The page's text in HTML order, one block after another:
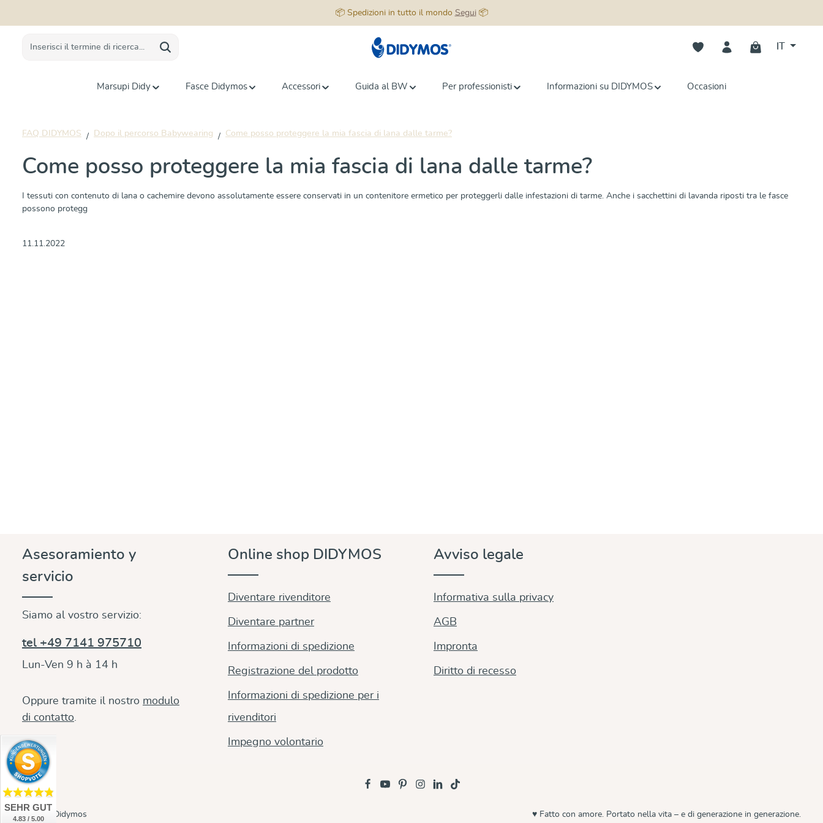
📦 Spedizioni in tutto il mondo Segui📦
Hai 0 articoli nella lista dei
Marsupi Didy Fasce Didymos Accessori Guida al BW Per professionisti Informazioni su DIDYMOS Occasioni
FAQ DIDYMOS Dopo il percorso Babywearing Come posso proteggere la mia fascia di lana dalle tarme?
Come posso proteggere la mia fascia di lana dalle tarme?
I tessuti con contenuto di lana o cachemire devono assolutamente essere conservati in un contenitore ermetico per proteggerli dalle infestazioni di tarme. Anche i sacchettini di lavanda riposti tra le fasce
possono protegg
11.11.2022
Asesoramiento y
servicio
Siamo al vostro servizio:
tel +49 7141 975710
Lun-Ven 9 h à 14 h
Oppure tramite il nostro modulo
di contatto.
Online shop DIDYMOS
Diventare rivenditore
Diventare partner
Informazioni di spedizione
Registrazione del prodotto
Informazioni di spedizione per i
rivenditori
Impegno volontario
Avviso legale
Informativa sulla privacy
AGB
Impronta
Diritto di recesso
© 2026 Didymos ♥ Fatto con amore. Portato nella vita – e di generazione in generazione.
SEHR GUT
4.83 / 5.00